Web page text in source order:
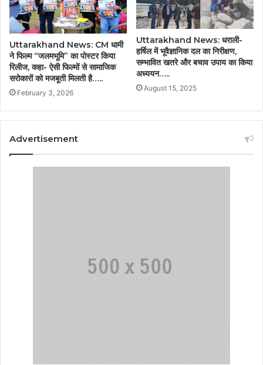
Uttarakhand News: CM धामी
ने फिल्म “जलमभूमि” का पोस्टर किया
रिलीज, कहा- ऐसी फिल्मों से सामाजिक
सरोकारों को मजबूती मिलती है…..
February 3, 2026
Uttarakhand News: धराली-
हर्षिल में भूवैज्ञानिक दल का निरीक्षण,
सम्भावित खतरे और बचाव उपाय का किया
अध्ययन…..
August 15, 2025
Advertisement